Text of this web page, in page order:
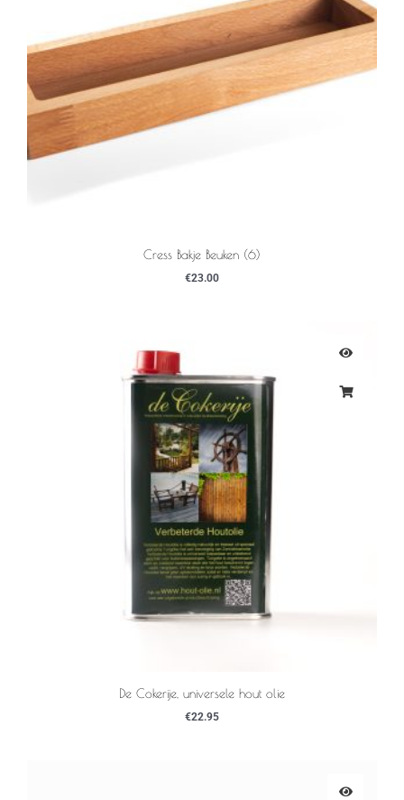
Cress Bakje Beuken (6)
€23.00
De Cokerije, universele hout olie
€22.95